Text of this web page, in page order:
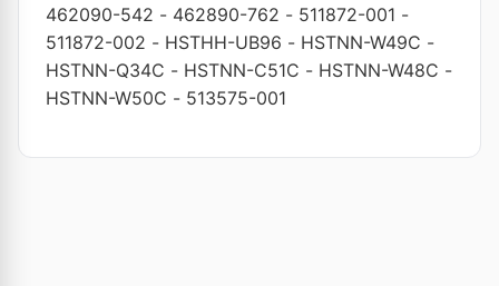
462090-542 - 462890-762 - 511872-001 -
511872-002 - HSTHH-UB96 - HSTNN-W49C -
HSTNN-Q34C - HSTNN-C51C - HSTNN-W48C -
HSTNN-W50C - 513575-001